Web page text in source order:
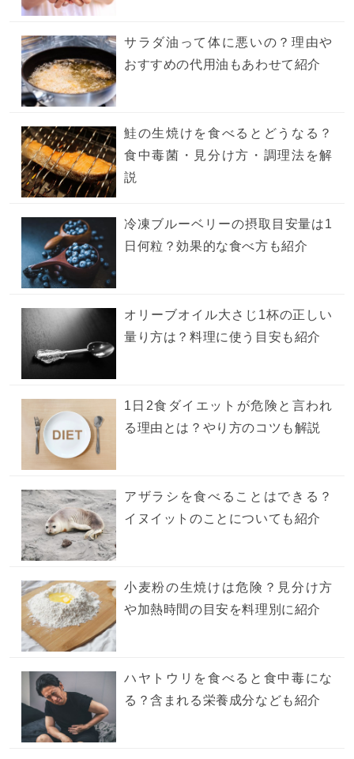
サラダ油って体に悪いの？理由や
おすすめの代用油もあわせて紹介
鮭の生焼けを食べるとどうなる？
食中毒菌・見分け方・調理法を解
説
冷凍ブルーベリーの摂取目安量は1
日何粒？効果的な食べ方も紹介
オリーブオイル大さじ1杯の正しい
量り方は？料理に使う目安も紹介
1日2食ダイエットが危険と言われ
る理由とは？やり方のコツも解説
アザラシを食べることはできる？
イヌイットのことについても紹介
小麦粉の生焼けは危険？見分け方
や加熱時間の目安を料理別に紹介
ハヤトウリを食べると食中毒にな
る？含まれる栄養成分なども紹介